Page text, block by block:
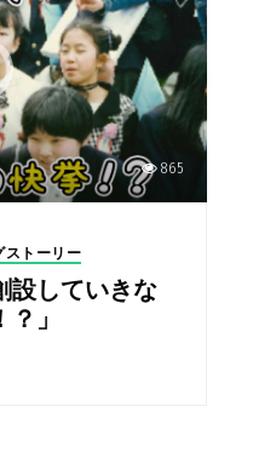
865
トーリー
設していきな
」